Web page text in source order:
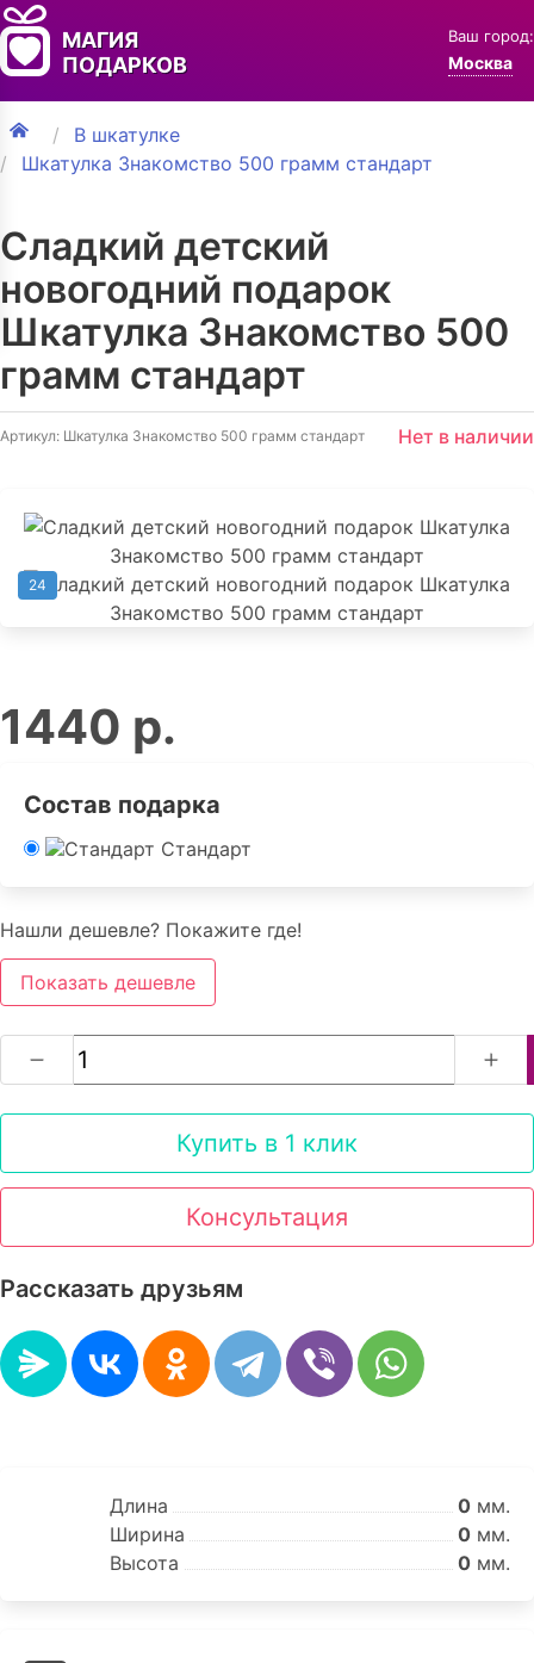
МАГИЯ
ПОДАРКОВ
Ваш город:
Москва
В шкатулке
Шкатулка Знакомство 500 грамм стандарт
Сладкий детский
новогодний подарок
Шкатулка Знакомство 500
грамм стандарт
Артикул: Шкатулка Знакомство 500 грамм стандарт Нет в наличии
24
1440 р.
Состав подарка
Стандарт
Нашли дешевле? Покажите где!
Показать дешевле
Купить в 1 клик
Консультация
Рассказать друзьям
Длина 0 мм.
Ширина
0 мм.
Высота
0 мм.